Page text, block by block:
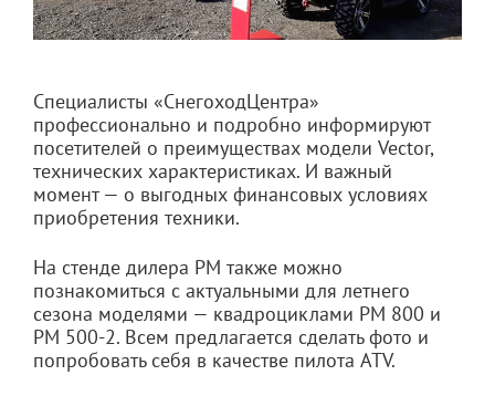
Специалисты «СнегоходЦентра»
профессионально и подробно информируют
посетителей о преимуществах модели Vector,
технических характеристиках. И важный
момент — о выгодных финансовых условиях
приобретения техники.
На стенде дилера РМ также можно
познакомиться с актуальными для летнего
сезона моделями — квадроциклами РМ 800 и
РМ 500-2. Всем предлагается сделать фото и
попробовать себя в качестве пилота ATV.